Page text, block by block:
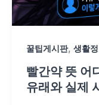
꿀팁게시판, 생활
빨간약 뜻 어
유래와 실제